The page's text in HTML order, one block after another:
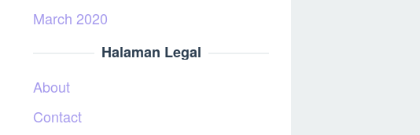
March 2020
Halaman Legal
About
Contact